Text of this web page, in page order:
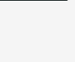
l’app di posta